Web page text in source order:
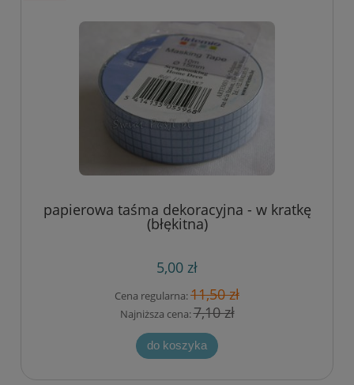
papierowa taśma dekoracyjna - w kratkę
(błękitna)
5,00 zł
Cena regularna:11,50 zł
Najniższa cena:7,10 zł
do koszyka